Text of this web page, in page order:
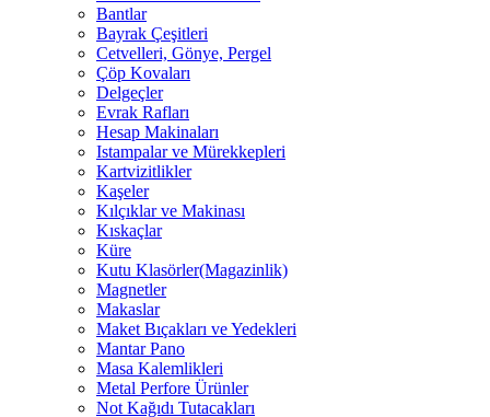
Bantlar
Bayrak Çeşitleri
Cetvelleri, Gönye, Pergel
Çöp Kovaları
Delgeçler
Evrak Rafları
Hesap Makinaları
Istampalar ve Mürekkepleri
Kartvizitlikler
Kaşeler
Kılçıklar ve Makinası
Kıskaçlar
Küre
Kutu Klasörler(Magazinlik)
Magnetler
Makaslar
Maket Bıçakları ve Yedekleri
Mantar Pano
Masa Kalemlikleri
Metal Perfore Ürünler
Not Kağıdı Tutacakları